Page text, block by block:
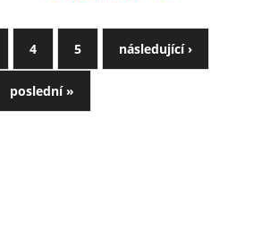
4 5 následující ›
poslední »